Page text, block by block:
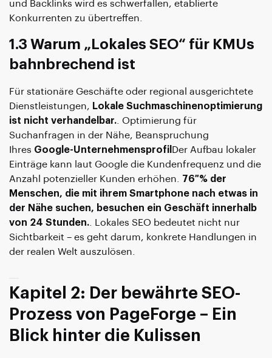
und Backlinks wird es schwerfallen, etablierte
Konkurrenten zu übertreffen.
1.3 Warum „Lokales SEO“ für KMUs
bahnbrechend ist
Für stationäre Geschäfte oder regional ausgerichtete
Dienstleistungen, Lokale Suchmaschinenoptimierung
ist nicht verhandelbar. . Optimierung für
Suchanfragen in der Nähe, Beanspruchung
Ihres Google-Unternehmensprofil Der Aufbau lokaler
Einträge kann laut Google die Kundenfrequenz und die
Anzahl potenzieller Kunden erhöhen. 76 % der
Menschen, die mit ihrem Smartphone nach etwas in
der Nähe suchen, besuchen ein Geschäft innerhalb
von 24 Stunden. . Lokales SEO bedeutet nicht nur
Sichtbarkeit – es geht darum, konkrete Handlungen in
der realen Welt auszulösen.
Kapitel 2: Der bewährte SEO-
Prozess von PageForge – Ein
Blick hinter die Kulissen